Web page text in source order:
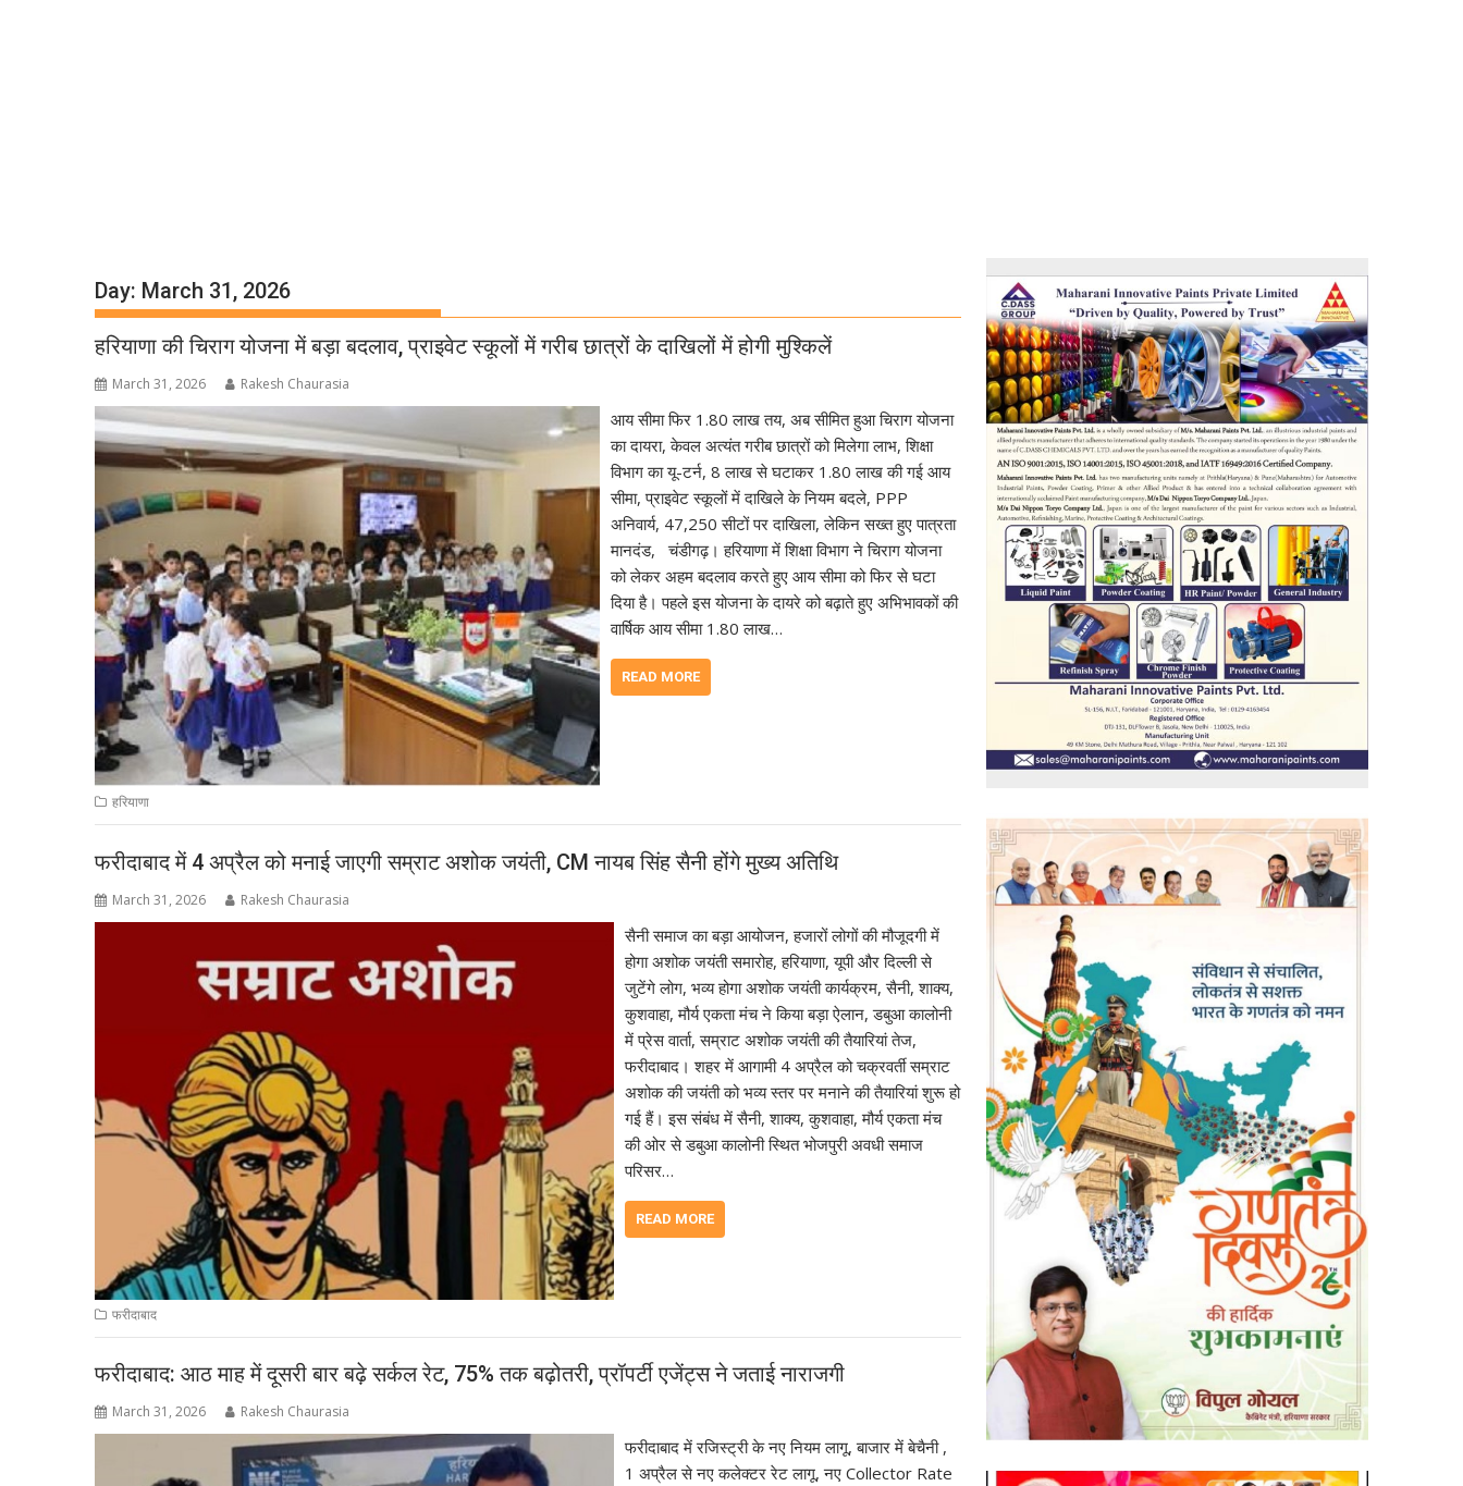
Day: March 31, 2026
हरियाणा की चिराग योजना में बड़ा बदलाव, प्राइवेट स्कूलों में गरीब छात्रों के दाखिलों में होगी मुश्किलें
March 31, 2026 Rakesh Chaurasia
आय सीमा फिर 1.80 लाख तय, अब सीमित हुआ चिराग योजना
का दायरा, केवल अत्यंत गरीब छात्रों को मिलेगा लाभ, शिक्षा
विभाग का यू-टर्न, 8 लाख से घटाकर 1.80 लाख की गई आय
सीमा, प्राइवेट स्कूलों में दाखिले के नियम बदले, PPP
अनिवार्य, 47,250 सीटों पर दाखिला, लेकिन सख्त हुए पात्रता
मानदंड, चंडीगढ़। हरियाणा में शिक्षा विभाग ने चिराग योजना
को लेकर अहम बदलाव करते हुए आय सीमा को फिर से घटा
दिया है। पहले इस योजना के दायरे को बढ़ाते हुए अभिभावकों की
वार्षिक आय सीमा 1.80 लाख…
READ MORE
हरियाणा
फरीदाबाद में 4 अप्रैल को मनाई जाएगी सम्राट अशोक जयंती, CM नायब सिंह सैनी होंगे मुख्य अतिथि
March 31, 2026 Rakesh Chaurasia
सैनी समाज का बड़ा आयोजन, हजारों लोगों की मौजूदगी में
होगा अशोक जयंती समारोह, हरियाणा, यूपी और दिल्ली से
जुटेंगे लोग, भव्य होगा अशोक जयंती कार्यक्रम, सैनी, शाक्य,
कुशवाहा, मौर्य एकता मंच ने किया बड़ा ऐलान, डबुआ कालोनी
में प्रेस वार्ता, सम्राट अशोक जयंती की तैयारियां तेज,
फरीदाबाद। शहर में आगामी 4 अप्रैल को चक्रवर्ती सम्राट
अशोक की जयंती को भव्य स्तर पर मनाने की तैयारियां शुरू हो
गई हैं। इस संबंध में सैनी, शाक्य, कुशवाहा, मौर्य एकता मंच
की ओर से डबुआ कालोनी स्थित भोजपुरी अवधी समाज
परिसर…
READ MORE
फरीदाबाद
फरीदाबाद: आठ माह में दूसरी बार बढ़े सर्कल रेट, 75% तक बढ़ोतरी, प्रॉपर्टी एजेंट्स ने जताई नाराजगी
March 31, 2026 Rakesh Chaurasia
फरीदाबाद में रजिस्ट्री के नए नियम लागू, बाजार में बेचैनी ,
1 अप्रैल से नए कलेक्टर रेट लागू, नए Collector Rate